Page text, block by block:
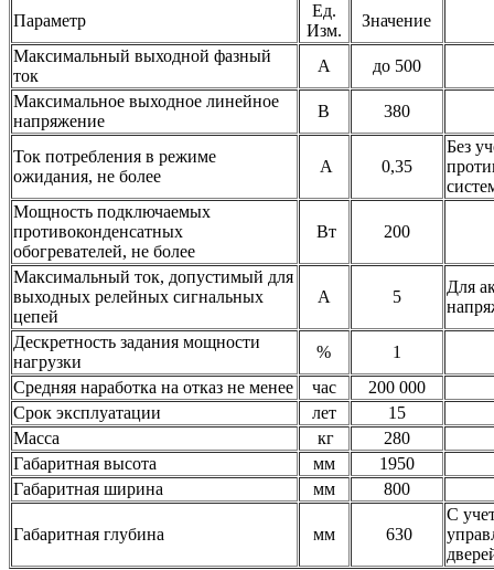
Параметр
Ед.
Изм.
Значение
Максимальный выходной фазный
ток
А
до 500
Максимальное выходное линейное
напряжение
В 380
Ток потребления в режиме
ожидания, не более
А 0,35
Без
Мощность подключаемых
противоконденсатных
обогревателей, не более
Вт 200
Максимальный ток, допустимый для
выходных релейных сигнальных
цепей
А 5
Для
Дескретность задания мощности
нагрузки
%
1
Средняя наработка на отказ не менее
час
200 000
Срок эксплуатации
лет
15
Масса
кг
280
Габаритная высота
мм
1950
Габаритная ширина
мм 800
Габаритная глубина мм 630
С